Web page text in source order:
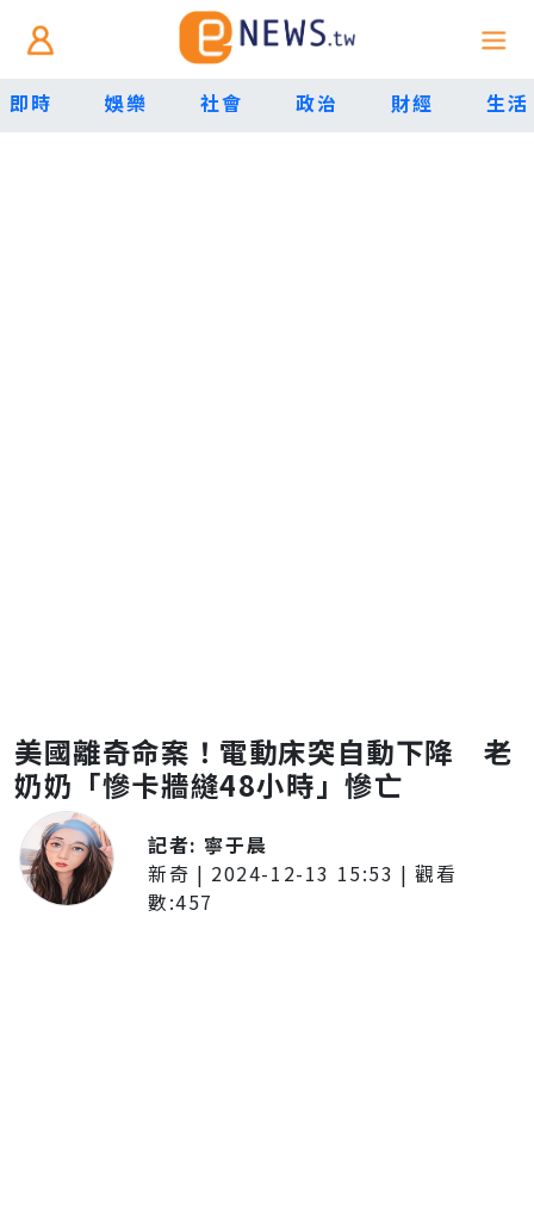
即時 娛樂 社會 政治 財經 生活
美國離奇命案！電動床突自動下降 老
奶奶「慘卡牆縫48小時」慘亡
記者: 寧于晨
新奇 | 2024-12-13 15:53 | 觀看
數:457